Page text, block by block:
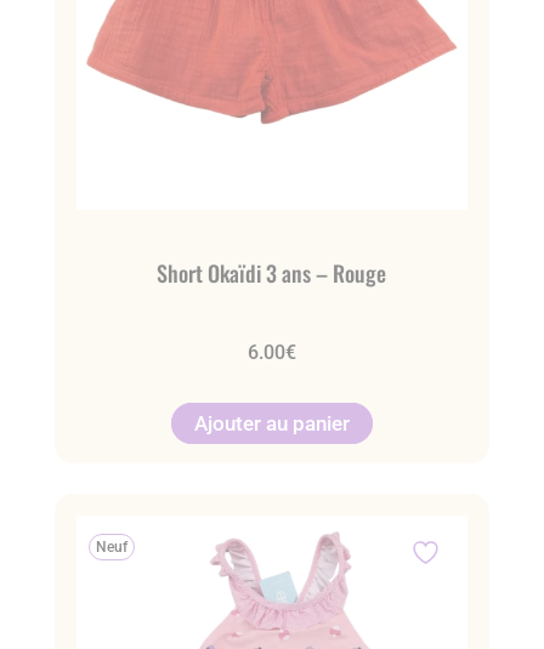
Short Okaïdi 3 ans – Rouge
6.00€
Ajouter au panier
Neuf